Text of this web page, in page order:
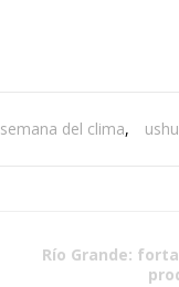
semana del clima,
Río Grande: